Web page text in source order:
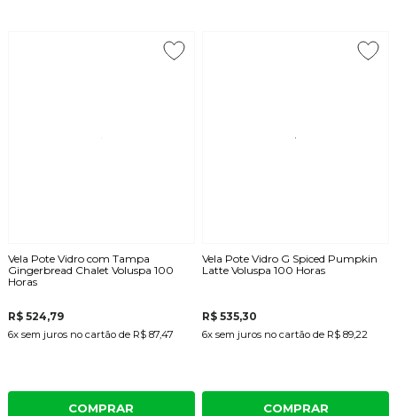
Vela Pote Vidro com Tampa
Gingerbread Chalet Voluspa 100
Horas
R$ 524,79
6x sem juros no cartãode R$ 87,47
COMPRAR
Vela Pote Vidro G Spiced Pumpkin
Latte Voluspa 100 Horas
R$ 535,30
6x sem juros no cartão de R$ 89,22
COMPRAR